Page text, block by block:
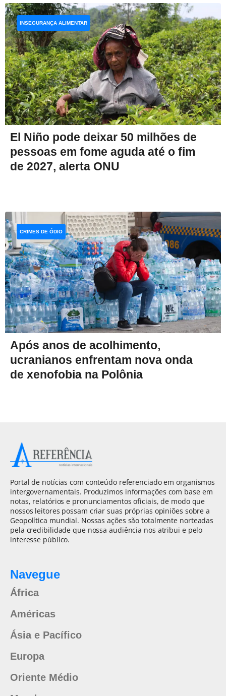
El Niño pode deixar 50 milhões de
pessoas em fome aguda até o fim
de 2027, alerta ONU
INSEGURANÇA ALIMENTAR
Após anos de acolhimento,
ucranianos enfrentam nova onda
de xenofobia na Polônia
CRIMES DE ÓDIO
Portal de notícias com conteúdo referenciado em organismos
intergovernamentais. Produzimos informações com base em
notas, relatórios e pronunciamentos oficiais, de modo que
nossos leitores possam criar suas próprias opiniões sobre a
Geopolítica mundial. Nossas ações são totalmente norteadas
pela credibilidade que nossa audiência nos atribui e pelo
interesse público.
Navegue
África
Américas
Ásia e Pacífico
Europa
Oriente Médio